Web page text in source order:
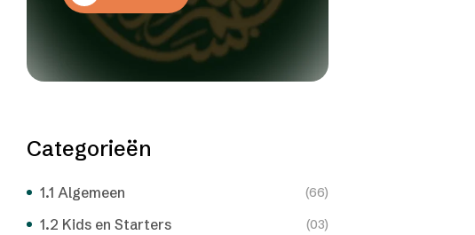
Categorieën
1.1 Algemeen (66)
1.2 Kids en Starters (03)